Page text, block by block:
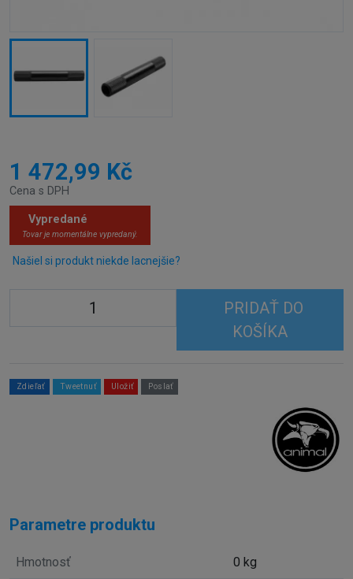
1 472,99 Kč
Cena s DPH
Vypredané
Tovar je momentálne vypredaný.
Našiel si produkt niekde lacnejšie?
PRIDAŤ DO
KOŠÍKA
Zdieľať Tweetnuť Uložiť Poslať
Parametre produktu
Hmotnosť 0 kg